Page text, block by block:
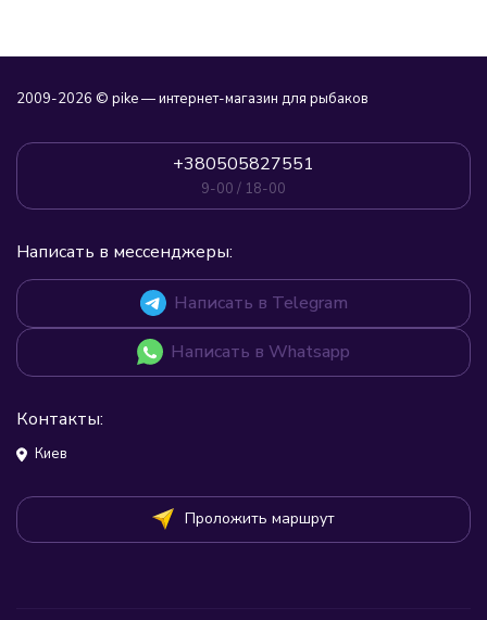
2009-2026 © pike — интернет-магазин для рыбаков
+380505827551
9-00 / 18-00
Написать в мессенджеры:
Написать в Telegram
Написать в Whatsapp
Контакты:
Киев
Проложить маршрут